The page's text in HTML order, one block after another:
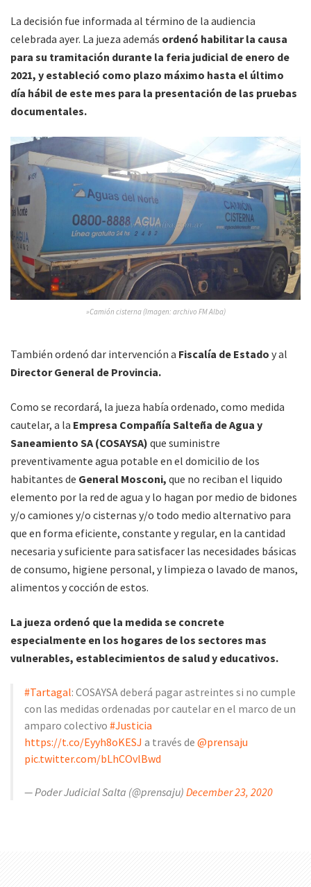
La decisión fue informada al término de la audiencia
celebrada ayer. La jueza además ordenó habilitar la causa
para su tramitación durante la feria judicial de enero de
2021, y estableció como plazo máximo hasta el último
día hábil de este mes para la presentación de las pruebas
documentales.
»Camión cisterna (Imagen: archivo FM Alba)
También ordenó dar intervención a Fiscalía de Estado y al
Director General de Provincia.
Como se recordará, la jueza había ordenado, como medida
cautelar, a la Empresa Compañía Salteña de Agua y
Saneamiento SA (COSAYSA) que suministre
preventivamente agua potable en el domicilio de los
habitantes de General Mosconi, que no reciban el liquido
elemento por la red de agua y lo hagan por medio de bidones
y/o camiones y/o cisternas y/o todo medio alternativo para
que en forma eficiente, constante y regular, en la cantidad
necesaria y suficiente para satisfacer las necesidades básicas
de consumo, higiene personal, y limpieza o lavado de manos,
alimentos y cocción de estos.
La jueza ordenó que la medida se concrete
especialmente en los hogares de los sectores mas
vulnerables, establecimientos de salud y educativos.
#Tartagal: COSAYSA deberá pagar astreintes si no cumple
con las medidas ordenadas por cautelar en el marco de un
amparo colectivo #Justicia
https://t.co/Eyyh8oKESJ a través de @prensaju
pic.twitter.com/bLhCOvlBwd
— Poder Judicial Salta (@prensaju) December 23, 2020